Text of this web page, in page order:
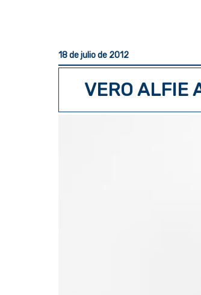
18 de julio de 2012
VERO ALFIE